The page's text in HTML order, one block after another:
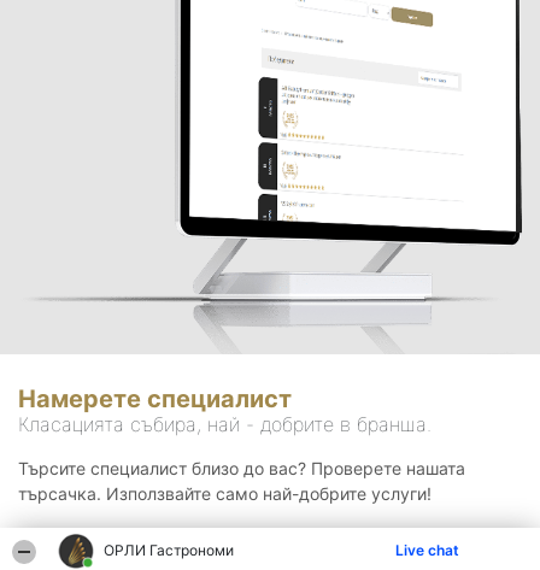
ОРЛИ Гастрономи Live chat
Намерете специалист
Класацията събира, най - добрите в бранша.
Търсите специалист близо до вас? Проверете нашата
търсачка. Използвайте само най-добрите услуги!